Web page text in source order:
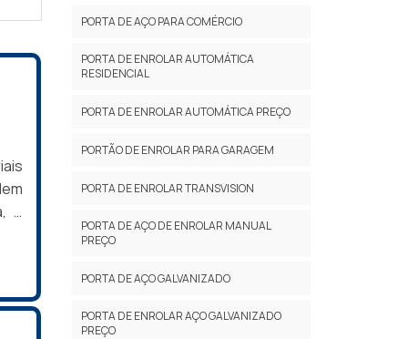
é
PORTA DE AÇO PARA COMÉRCIO
PORTA DE ENROLAR AUTOMÁTICA
RESIDENCIAL
PORTA DE ENROLAR AUTOMÁTICA PREÇO
PORTÃO DE ENROLAR PARA GARAGEM
PORTA DE ENROLAR TRANSVISION
PORTA DE AÇO DE ENROLAR MANUAL
PREÇO
PORTA DE AÇO GALVANIZADO
PORTA DE ENROLAR AÇO GALVANIZADO
PREÇO